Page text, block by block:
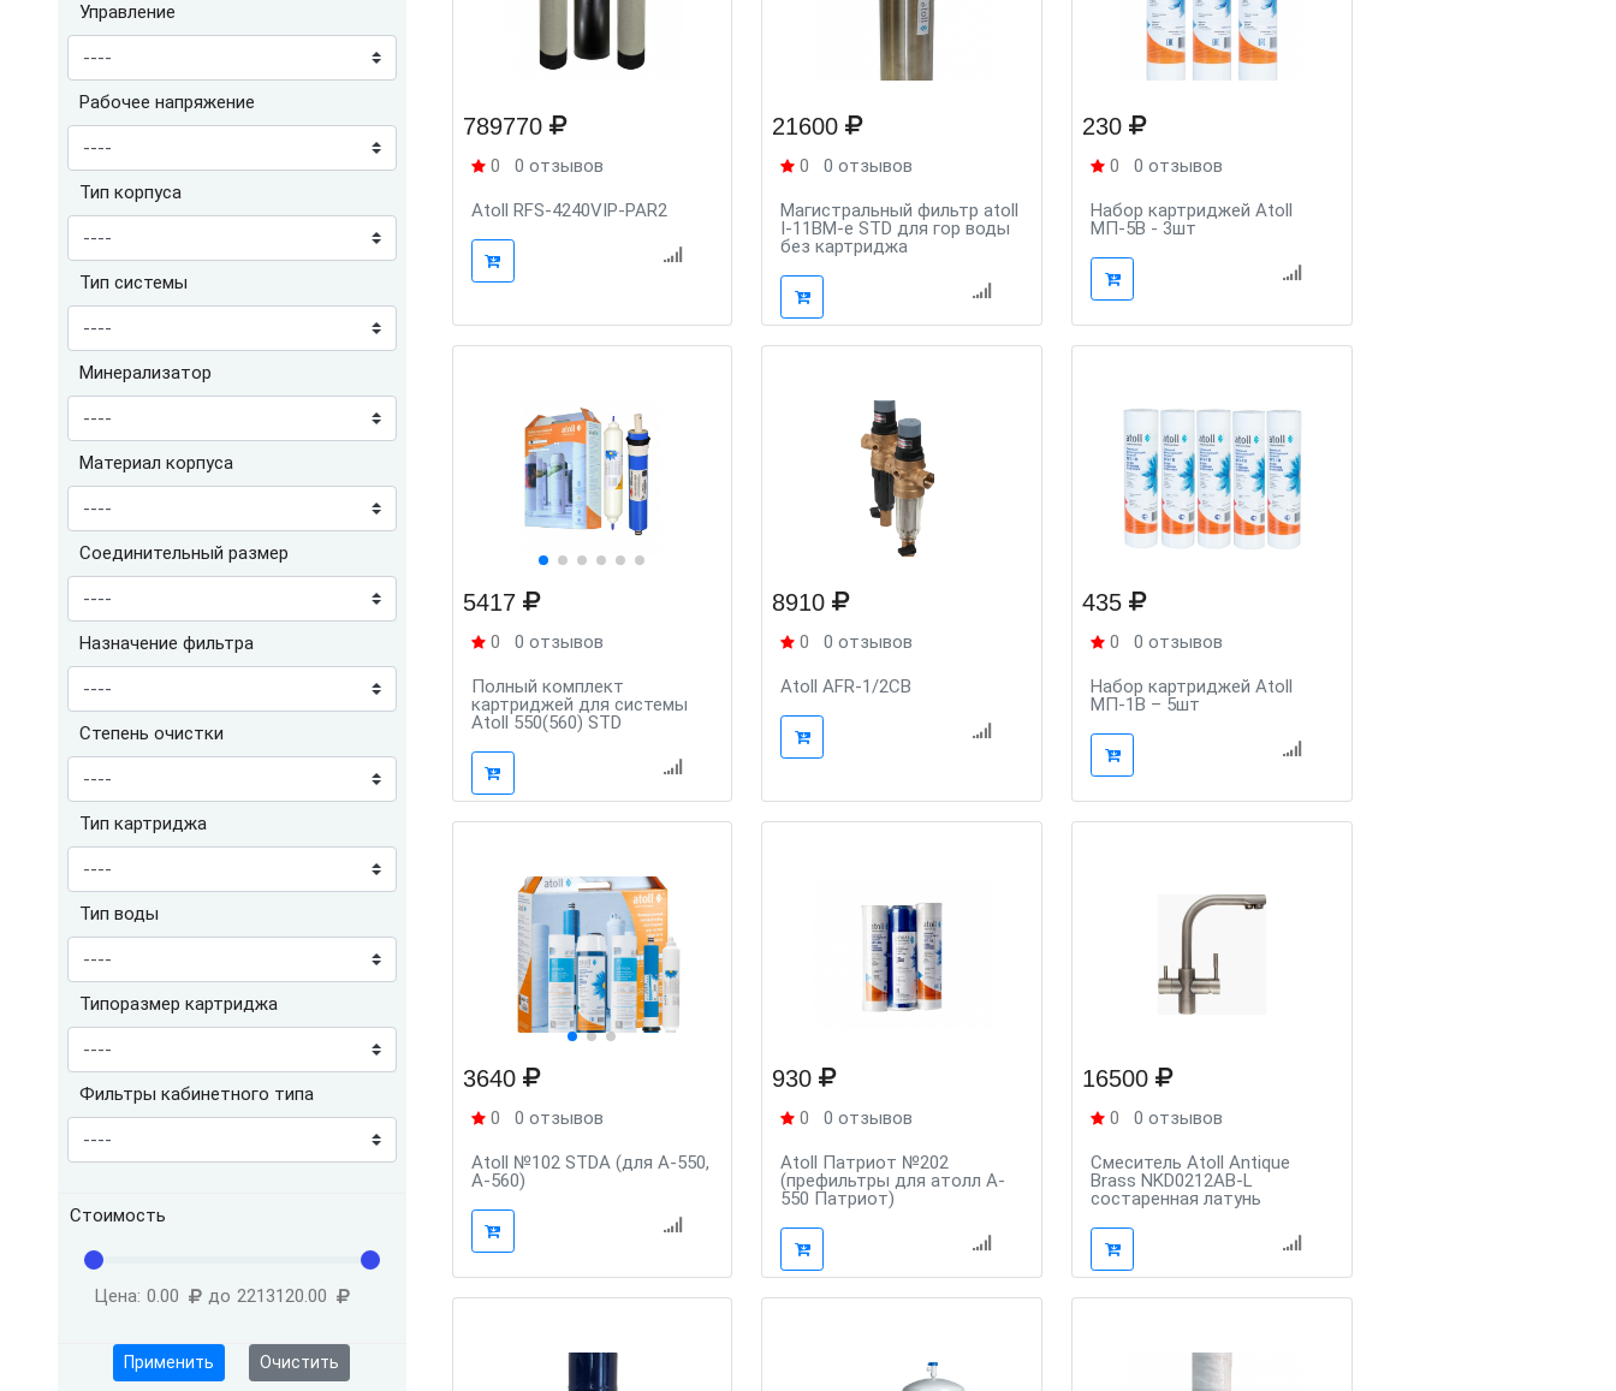
Управление
Рабочее напряжение
Тип корпуса
Тип системы
Минерализатор
Материал корпуса
Соединительный размер
Назначение фильтра
Степень очистки
Тип картриджа
Тип воды
Типоразмер картриджа
Фильтры кабинетного типа
Стоимость
Цена: 0.00 до 2213120.00
Применить Очистить
789770
0 0 отзывов
Atoll RFS-4240VIP-PAR2
21600
0 0 отзывов
Магистральный фильтр atoll
I-11BM-e STD для гор воды
без картриджа
230
0 0 отзывов
Набор картриджей Atoll
МП-5В - 3шт
5417
0 0 отзывов
Полный комплект
картриджей для системы
Atoll 550(560) STD
8910
0 0 отзывов
Atoll AFR-1/2CB
435
0 0 отзывов
Набор картриджей Atoll
МП-1В – 5шт
3640
0 0 отзывов
Atoll №102 STDA (для A-550,
A-560)
930
0 0 отзывов
Atoll Патриот №202
(префильтры для атолл A-
550 Патриот)
16500
0 0 отзывов
Смеситель Atoll Antique
Brass NKD0212AB-L
состаренная латунь